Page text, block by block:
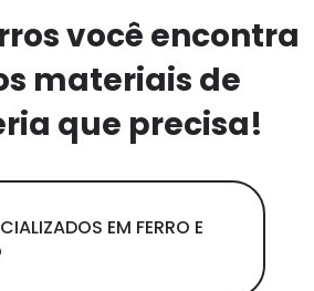
você encontra
materiais de
que precisa!
EM FERRO E